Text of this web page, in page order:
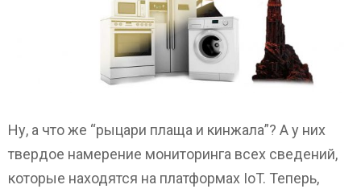
Ну, а что же “рыцари плаща и кинжала”? А у них
твердое намерение мониторинга всех сведений,
которые находятся на платформах IoT. Теперь,